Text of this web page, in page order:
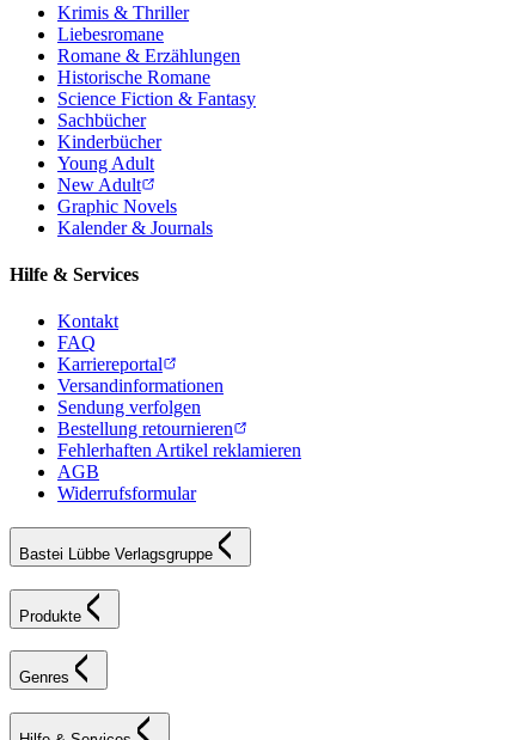
Krimis & Thriller
Liebesromane
Romane & Erzählungen
Historische Romane
Science Fiction & Fantasy
Sachbücher
Kinderbücher
Young Adult
New Adult
Graphic Novels
Kalender & Journals
Hilfe & Services
Kontakt
FAQ
Karriereportal
Versandinformationen
Sendung verfolgen
Bestellung retournieren
Fehlerhaften Artikel reklamieren
AGB
Widerrufsformular
Bastei Lübbe Verlagsgruppe
Produkte
Genres